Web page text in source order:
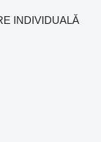
INDIVIDUALĂ